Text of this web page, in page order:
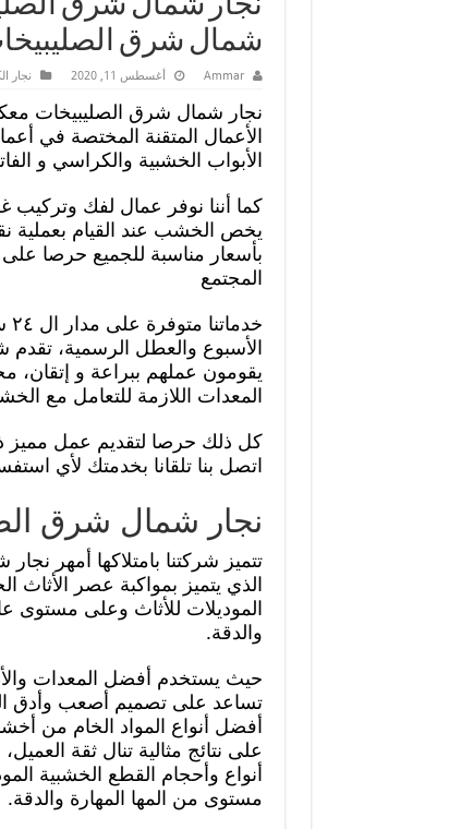
شمال شرق
Ammar أغسطس 11, 2020 نجار
نجار شمال شرق الصليبيخات
الأعمال المتقنة المختصة في
الأبواب الخشبية والكراسي و
كما أننا نوفر عمال لفك وتركيب
يخص الخشب عند القيام بعملية
بأسعار مناسبة للجميع حرصا
المجتمع
الأسبوع والعطل الرسمية، تقدم
يقومون عملهم ببراعة و إتقان،
المعدات اللازمة للتعامل مع
كل ذلك حرصا لتقديم عمل مميز
اتصل بنا تلقانا بخدمتك لأي
نجار شمال شرق
تتميز شركتنا بامتلاكها أمهر
الذي يتميز بمواكبة عصر الأثاث
الموديلات للأثاث وعلى مستوى
والدقة.
حيث يستخدم أفضل المعدات
تساعد على تصميم أصعب وأدق
أفضل أنواع المواد الخام من
على نتائج مثالية تنال ثقة
أنواع وأحجام القطع الخشبية
مستوى من المها المهارة والدقة.